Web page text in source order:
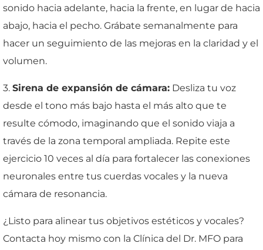
sonido hacia adelante, hacia la frente, en lugar de hacia
abajo, hacia el pecho. Grábate semanalmente para
hacer un seguimiento de las mejoras en la claridad y el
volumen.
3. Sirena de expansión de cámara: Desliza tu voz
desde el tono más bajo hasta el más alto que te
resulte cómodo, imaginando que el sonido viaja a
través de la zona temporal ampliada. Repite este
ejercicio 10 veces al día para fortalecer las conexiones
neuronales entre tus cuerdas vocales y la nueva
cámara de resonancia.
¿Listo para alinear tus objetivos estéticos y vocales?
Contacta hoy mismo con la Clínica del Dr. MFO para